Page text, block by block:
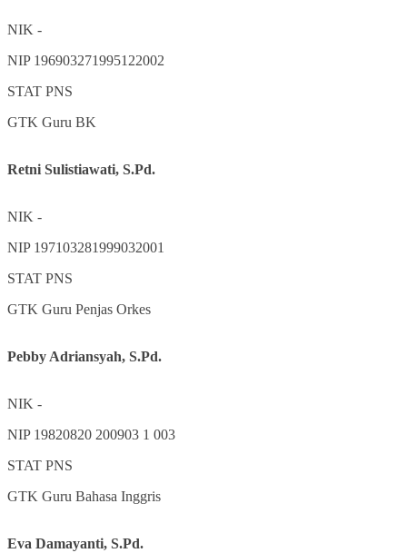
NIK -
NIP 196903271995122002
STAT PNS
GTK Guru BK
Retni Sulistiawati, S.Pd.
NIK -
NIP 197103281999032001
STAT PNS
GTK Guru Penjas Orkes
Pebby Adriansyah, S.Pd.
NIK -
NIP 19820820 200903 1 003
STAT PNS
GTK Guru Bahasa Inggris
Eva Damayanti, S.Pd.